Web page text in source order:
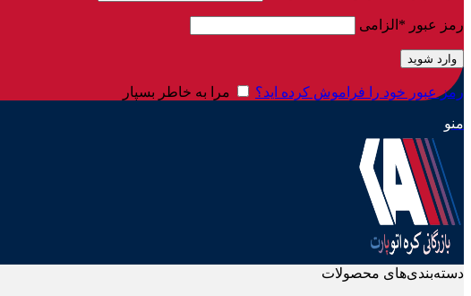
رمز عبور * الزامی
وارد شوید
رمز عبور خود را فراموش کرده اید؟ مرا به خاطر بسپار
منو
دسته‌بندی‌های محصولات